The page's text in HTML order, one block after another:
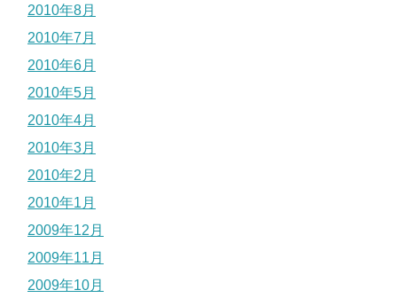
2010年8月
2010年7月
2010年6月
2010年5月
2010年4月
2010年3月
2010年2月
2010年1月
2009年12月
2009年11月
2009年10月